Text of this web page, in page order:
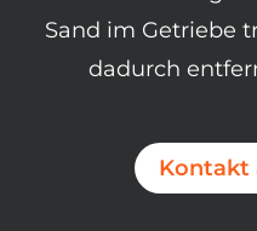
Sand im Getriebe
dadurch
Kontakt